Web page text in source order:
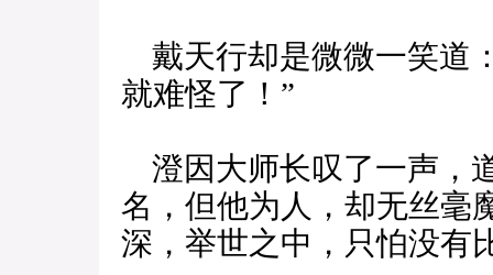
戴天行却是微微一笑道
就难怪了！”
澄因大师长叹了一声，
名，但他为人，却无丝毫
深，举世之中，只怕没有